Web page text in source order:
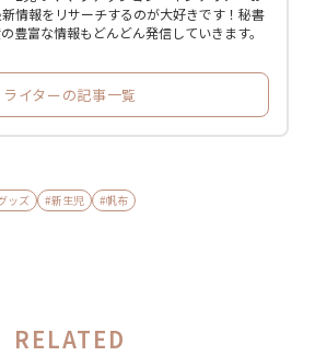
情報をリサーチするのが大好きです！秘書
豊富な情報もどんどん発信していきます。
ライターの記事一覧
ッズ #新生児 #帆布
RELATED